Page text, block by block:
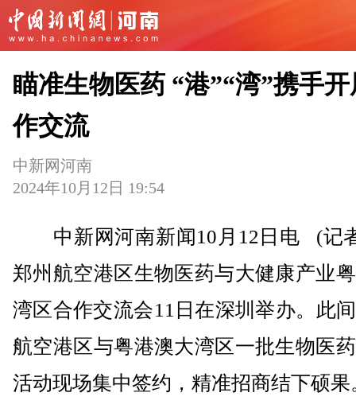
瞄准生物医药 “港”“湾”携手
作交流
中新网河南
2024年10月12日 19:54
中新网河南新闻10月12日电 (记
郑州航空港区生物医药与大健康产业
湾区合作交流会11日在深圳举办。此
航空港区与粤港澳大湾区一批生物医
活动现场集中签约，精准招商结下硕果